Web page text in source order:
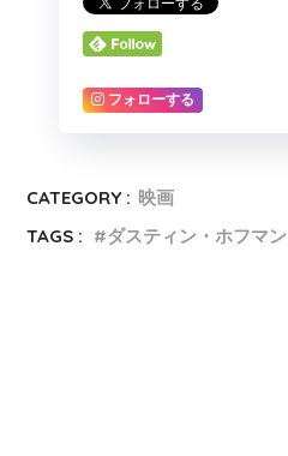
フォローする
CATEGORY : 映画
TAGS :
ダスティン・ホフマン